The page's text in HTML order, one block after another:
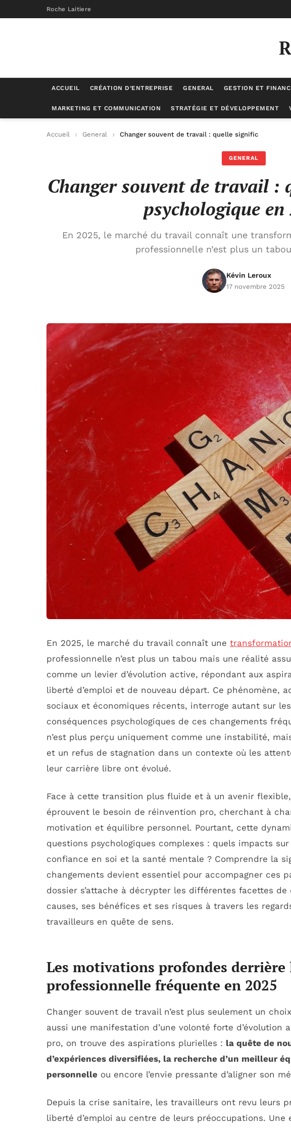
Roche Laitiere
ACCUEIL CRÉATION D’ENTREPRISE GENERAL GESTION ET
MARKETING ET COMMUNICATION STRATÉGIE ET DÉVELOPPEMENT
Accueil General Changer souvent de travail : quelle signification
GENERAL
Changer souvent de travail :
psychologique en
En 2025, le marché du travail connaît une
professionnelle n’est plus un
Kévin Leroux
17 novembre 2025
En 2025, le marché du travail connaît une
professionnelle n’est plus un tabou mais une réalité
comme un levier d’évolution active, répondant aux
liberté d’emploi et de nouveau départ. Ce phénomène,
sociaux et économiques récents, interroge autant sur
conséquences psychologiques de ces changements
n’est plus perçu uniquement comme une instabilité,
et un refus de stagnation dans un contexte où les
leur carrière libre ont évolué.
Face à cette transition plus fluide et à un avenir
éprouvent le besoin de réinvention pro, cherchant à
motivation et équilibre personnel. Pourtant, cette
questions psychologiques complexes : quels impacts
confiance en soi et la santé mentale ? Comprendre la
changements devient essentiel pour accompagner ces
dossier s’attache à décrypter les différentes facettes
causes, ses bénéfices et ses risques à travers les
travailleurs en quête de sens.
Les motivations profondes
professionnelle fréquente en 2025
Changer souvent de travail n’est plus seulement un
aussi une manifestation d’une volonté forte
pro, on trouve des aspirations plurielles : la quête de
d’expériences diversifiées, la recherche d’un meilleur
personnelle ou encore l’envie pressante d’aligner son
Depuis la crise sanitaire, les travailleurs ont revu leurs
liberté d’emploi au centre de leurs préoccupations. Une